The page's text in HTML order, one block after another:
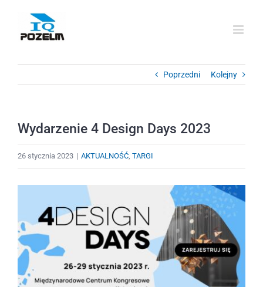
zawartości
Poprzedni Kolejny
Wydarzenie 4 Design Days 2023
26 stycznia 2023 | AKTUALNOŚĆ, TARGI